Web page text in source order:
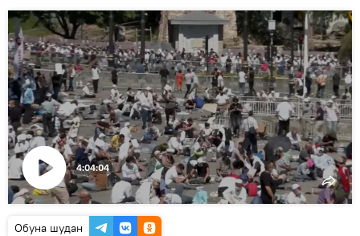
Пахши
4:04:04
Обуна шудан